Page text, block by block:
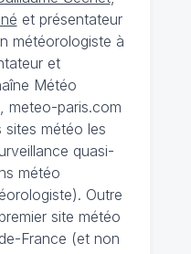
et présentateur
météorologiste à
et
Météo
meteo-paris.com
météo les
quasi-
météo
Outre
site météo
France (et non